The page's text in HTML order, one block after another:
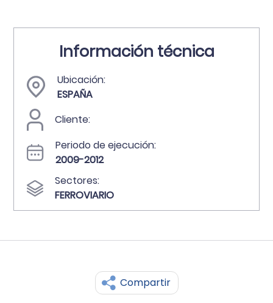
Información técnica
Ubicación:
ESPAÑA
Cliente:
Periodo de ejecución:
2009-2012
Sectores:
FERROVIARIO
Compartir